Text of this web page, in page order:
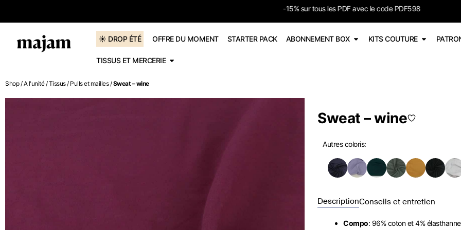
-15% sur tous les PDF avec le code PDF598
☀️ DROP ÉTÉ OFFRE DU MOMENT STARTER PACK ABONNEMENT BOX KITS COUTURE
TISSUS ET MERCERIE
Shop/A l'unité/Tissus/ Pulls et mailles/Sweat – wine
Sweat – wine
DescriptionConseils et entretien
Compo: 96% coton et 4% élasthanne
Autres coloris: